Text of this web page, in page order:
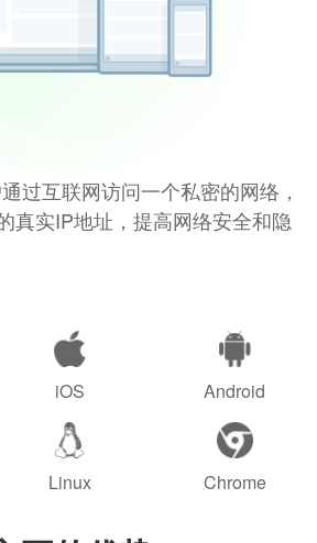
过互联网访问一个私密的网络，
真实IP地址，提高网络安全和隐
iOS Android
Linux Chrome